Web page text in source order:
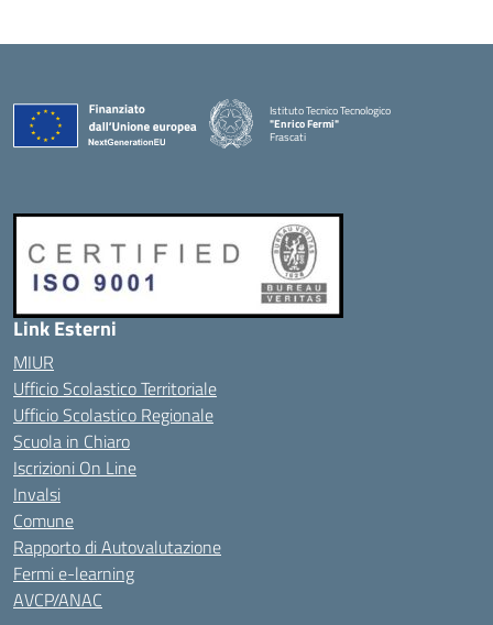
Istituto Tecnico Tecnologico
"Enrico Fermi"
Frascati
Link Esterni
MIUR
Ufficio Scolastico Territoriale
Ufficio Scolastico Regionale
Scuola in Chiaro
Iscrizioni On Line
Invalsi
Comune
Rapporto di Autovalutazione
Fermi e-learning
AVCP/ANAC